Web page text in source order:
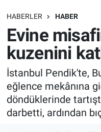
HABERLER HABER
Evine
kuzenini
İstanbul Pendik'te,
eğlence mekânına
döndüklerinde
darbetti, ardından
Bilim turu
Bilim ve
Doğa Konuşuyor
Dünya
Dünya
Teknoloji
Sağlık
Spor
Trafik Durumu
Süper Lig Puan
Tüm Manşetler
Son Dakika